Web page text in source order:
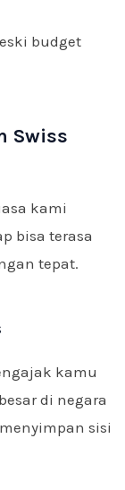
budget
Swiss
kami
bisa terasa
tepat.
kamu
di negara
sisi